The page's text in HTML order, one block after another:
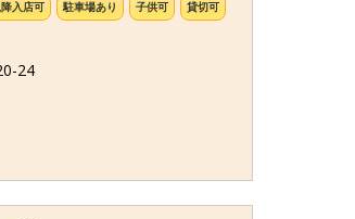
入店可 駐車場あり 子供可 貸切可
24